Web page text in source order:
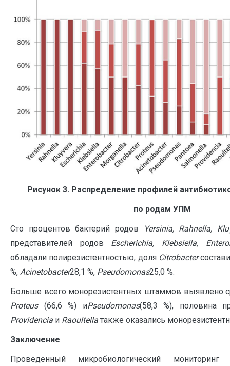
Рисунок 3. Распределение профилей
по родам УПМ
Сто процентов бактерий родов
Yersinia, Rahnella,
представителей родов Escherichia, Klebsiella,
обладали полирезистентностью, доляCitrobacter
%, Acinetobacter28,1 %, Pseudomonas25,0 %.
Больше всего монорезистентных штаммов выявлено
Proteus (66,6 %) иPseudomonas(58,3 %), половина
Providencia и Raoultella также оказались
Заключение
Проведенный микробиологический мониторинг